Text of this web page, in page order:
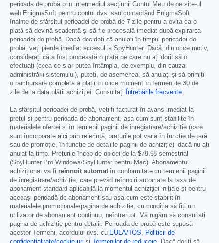
perioada de probă prin intermediul secțiunii Contul Meu de pe site-ul
web EnigmaSoft pentru contul dvs. sau contactând EnigmaSoft
înainte de sfârșitul perioadei de probă de 7 zile pentru a evita ca o
plată să devină scadentă și să fie procesată imediat după expirarea
perioadei de probă. Dacă decideți să anulați în timpul perioadei de
probă, veți pierde imediat accesul la SpyHunter. Dacă, din orice motiv,
considerați că a fost procesată o plată pe care nu ați dorit să o
efectuați (ceea ce s-ar putea întâmpla, de exemplu, din cauza
administrării sistemului), puteți, de asemenea, să anulați și să primiți
o rambursare completă a plății în orice moment în termen de 30 de
zile de la data plății achiziției. Consultați
Întrebările frecvente.
La sfârșitul perioadei de probă, veți fi facturat în avans imediat la
prețul și pentru perioada de abonament, așa cum sunt stabilite în
materialele ofertei și în termenii paginii de înregistrare/achiziție (care
sunt încorporate aici prin referință; prețurile pot varia în funcție de țară
sau de promoție, în funcție de detaliile paginii de achiziție), dacă nu ați
anulat la timp. Prețurile încep de obicei de la $79.98 semestrial
(SpyHunter Pro Windows/SpyHunter pentru Mac). Abonamentul
achiziționat va fi reînnoit automat în conformitate cu termenii paginii
de înregistrare/achiziție, care prevăd reînnoiri automate la taxa de
abonament standard aplicabilă la momentul achiziției inițiale și pentru
aceeași perioadă de abonament sau așa cum este stabilit în
materialele promoționale/pagina de achiziție, cu condiția să fiți un
utilizator de abonament continuu, neîntrerupt. Vă rugăm să consultați
pagina de achiziție pentru detalii. Perioada de probă este supusă
acestor Termeni, acordului dvs. cu EULA/TOS, Politicii de
confidențialitate/cookie-uri și Termenilor de reducere. Dacă doriți să